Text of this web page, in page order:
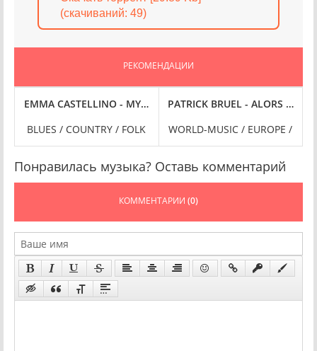
(cкачиваний: 49)
РЕКОМЕНДАЦИИ
24-BIT HI-RES] (2024) FLAC VICTOR LE MASNE - MUSIC FROM THE OPENING CEREMONY OF THE OLYMPIC GAMES PARIS 2024 [24-BIT HI-
THE MERCH DESK [2016 - 2023, 24-BIT HI-RES] (2024) FLAC
EMMA CASTELLINO - MYSIDEOFTHESTORY [THE TAPES, 24-
BLUES / COUNTRY / FOLK
WORLD-MUSIC / EUROPE /
Понравилась музыка? Оставь комментарий
КОММЕНТАРИИ (0)